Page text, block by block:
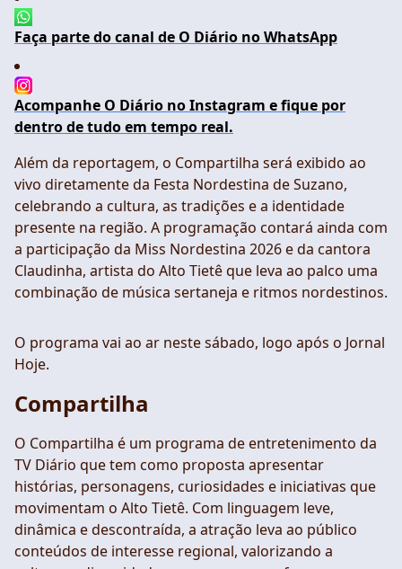
Faça parte do canal de O Diário no WhatsApp
Acompanhe O Diário no Instagram e fique por
dentro de tudo em tempo real.
Além da reportagem, o Compartilha será exibido ao
vivo diretamente da Festa Nordestina de Suzano,
celebrando a cultura, as tradições e a identidade
presente na região. A programação contará ainda com
a participação da Miss Nordestina 2026 e da cantora
Claudinha, artista do Alto Tietê que leva ao palco uma
combinação de música sertaneja e ritmos nordestinos.
O programa vai ao ar neste sábado, logo após o Jornal
Hoje.
Compartilha
O Compartilha é um programa de entretenimento da
TV Diário que tem como proposta apresentar
histórias, personagens, curiosidades e iniciativas que
movimentam o Alto Tietê. Com linguagem leve,
dinâmica e descontraída, a atração leva ao público
conteúdos de interesse regional, valorizando a